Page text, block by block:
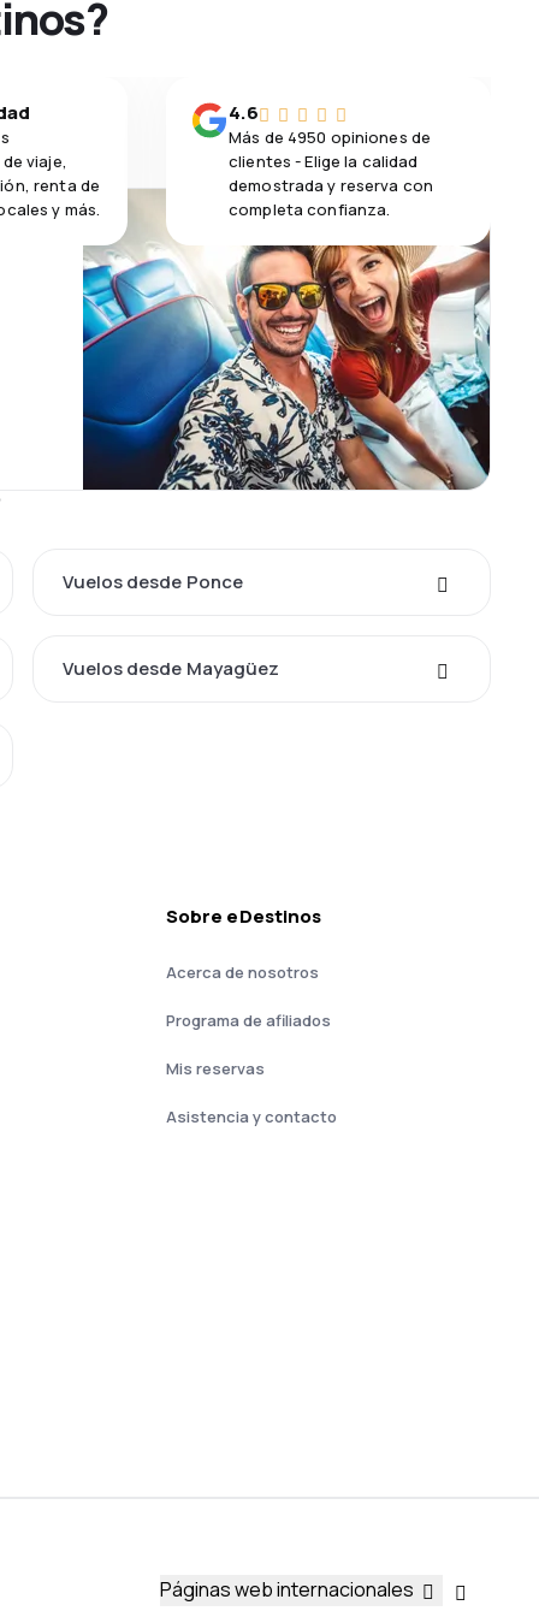
viaje,
renta de
y más.
4.6
Más de 4950 opiniones de
clientes - Elige la calidad
demostrada y reserva con
completa confianza.
Vuelos desde Ponce
Vuelos desde Mayagüez
Sobre eDestinos
Acerca de nosotros
Programa de afiliados
Mis reservas
Asistencia y contacto
Páginas web internacionales